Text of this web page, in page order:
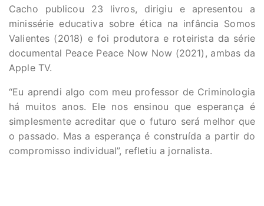
Cacho publicou 23 livros, dirigiu e apresentou a
minissérie educativa sobre ética na infância Somos
Valientes (2018) e foi produtora e roteirista da série
documental Peace Peace Now Now (2021), ambas da
Apple TV.
“Eu aprendi algo com meu professor de Criminologia
há muitos anos. Ele nos ensinou que esperança é
simplesmente acreditar que o futuro será melhor que
o passado. Mas a esperança é construída a partir do
compromisso individual”, refletiu a jornalista.